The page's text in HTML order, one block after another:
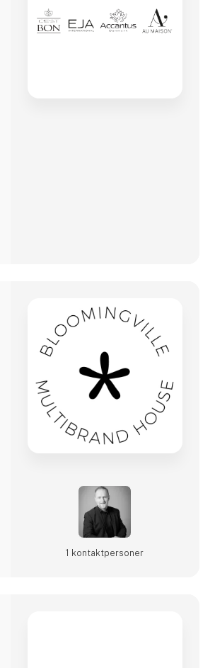
1 kontakt­personer